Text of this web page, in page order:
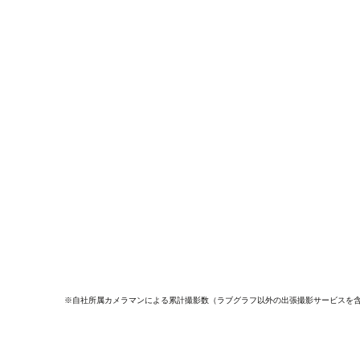
※自社所属カメラマンによる累計撮影数（ラブグラフ以外の出張撮影サービスを